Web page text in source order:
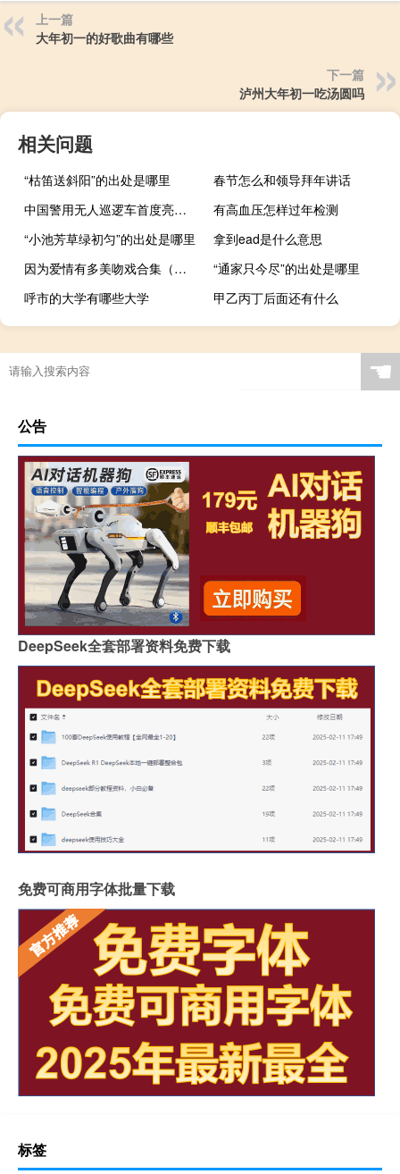
上一篇
大年初一的好歌曲有哪些
下一篇
泸州大年初一吃汤圆吗
相关问题
“枯笛送斜阳”的出处是哪里
春节怎么和领导拜年讲话
中国警用无人巡逻车首度亮相：外观蠢萌功能多
有高血压怎样过年检测
“小池芳草绿初匀”的出处是哪里
拿到ead是什么意思
因为爱情有多美吻戏合集（因为爱情有多美吻戏）
“通家只今尽”的出处是哪里
呼市的大学有哪些大学
甲乙丙丁后面还有什么
☚
公告
DeepSeek全套部署资料免费下载
免费可商用字体批量下载
标签